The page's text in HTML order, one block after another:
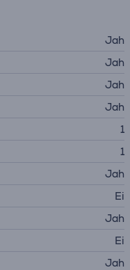
Jah
Jah
Jah
Jah
1
1
Jah
Ei
Jah
Ei
Jah